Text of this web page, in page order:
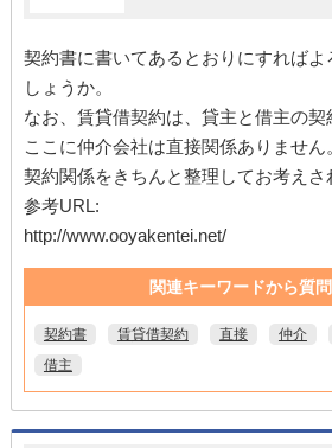
契約書に書いてあるとおりにすれば
しょうか。
なお、賃貸借契約は、貸主と借主の契
ここに仲介会社は直接関係ありません
契約関係をきちんと整理してお考えさ
参考URL:
http://www.ooyakentei.net/
関連キーワードから質
契約書 賃貸借契約 直接 仲介
借主